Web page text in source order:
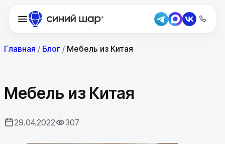
Главная / Блог / Мебель из Китая
Мебель из Китая
29.04.2022 307